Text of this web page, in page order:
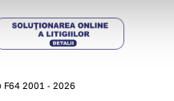
2001 - 2026